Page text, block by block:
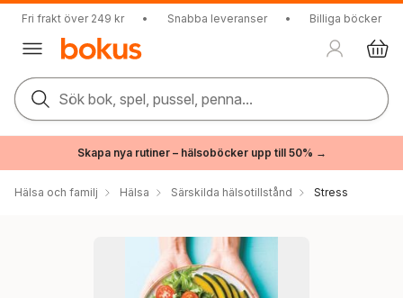
Fri frakt över 249 kr • Snabba leveranser • Billiga böcker
Sök bok, spel, pussel, penna...
Skapa nya rutiner – hälsoböcker upp till 50% →
Hälsa och familj Hälsa Särskilda hälsotillstånd Stress